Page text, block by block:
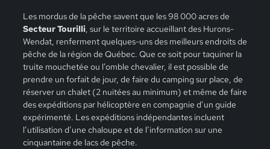
Les mordus de la pêche savent que les 98 000 acres de
Secteur Tourilli, sur le territoire accueillant des Hurons-
Wendat, renferment quelques-uns des meilleurs endroits de
pêche de la région de Québec. Que ce soit pour taquiner la
truite mouchetée ou l’omble chevalier, il est possible de
prendre un forfait de jour, de faire du camping sur place, de
réserver un chalet (2 nuitées au minimum) et même de faire
des expéditions par hélicoptère en compagnie d’un guide
expérimenté. Les expéditions indépendantes incluent
l’utilisation d’une chaloupe et de l’information sur une
cinquantaine de lacs de pêche.